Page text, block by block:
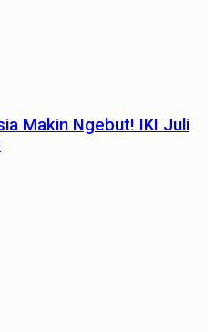
Makin Ngebut! IKI Juli